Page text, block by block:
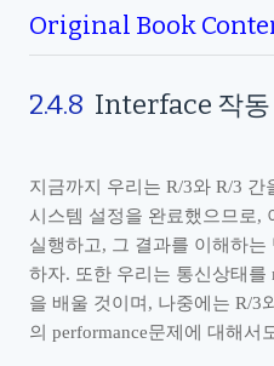
Original Book
2.4.8 Interface 작동
지금까지 우리는 R/3와 R/3 간
시스템 설정을 완료했으므로,
실행하고, 그 결과를 이해하는
하자. 또한 우리는 통신상태를
을 배울 것이며 , 나중에는 R/3
의 performance문제에 대해서